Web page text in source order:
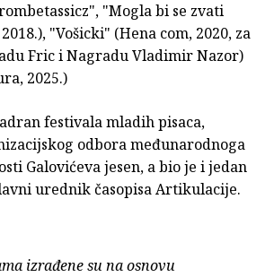
"Mogla bi se zvati
"Vošicki" (Hena com, 2020, za
Fric i Nagradu Vladimir Nazor)
2025.)
festivala mladih pisaca,
odbora međunarodnoga
Galovićeva jesen, a bio je i jedan
urednik časopisa Artikulacije.
izrađene su na osnovu